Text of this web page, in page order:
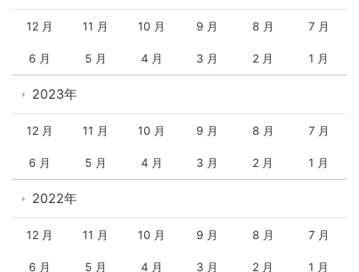
12 月 11 月 10 月 9 月 8 月 7 月
6 月 5 月 4 月 3 月 2 月 1 月
2023年
12 月 11 月 10 月 9 月 8 月 7 月
6 月 5 月 4 月 3 月 2 月 1 月
2022年
12 月 11 月 10 月 9 月 8 月 7 月
6 月 5 月 4 月 3 月 2 月 1 月